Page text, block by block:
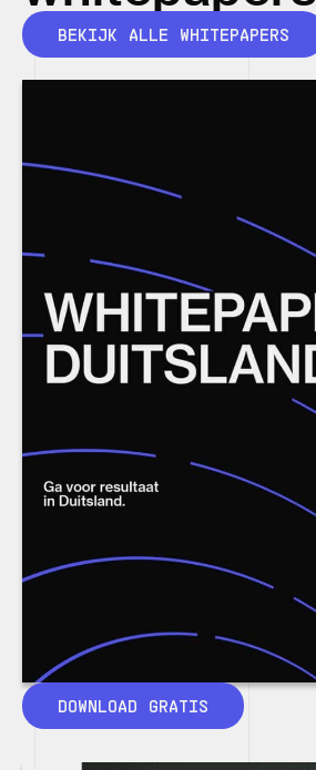
BEKIJK ALLE WHITEPAPERS
DOWNLOAD GRATIS